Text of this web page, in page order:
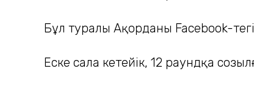
Бұл туралы Ақорданың Facebook-
Еске сала кетейік, 12 раундқа